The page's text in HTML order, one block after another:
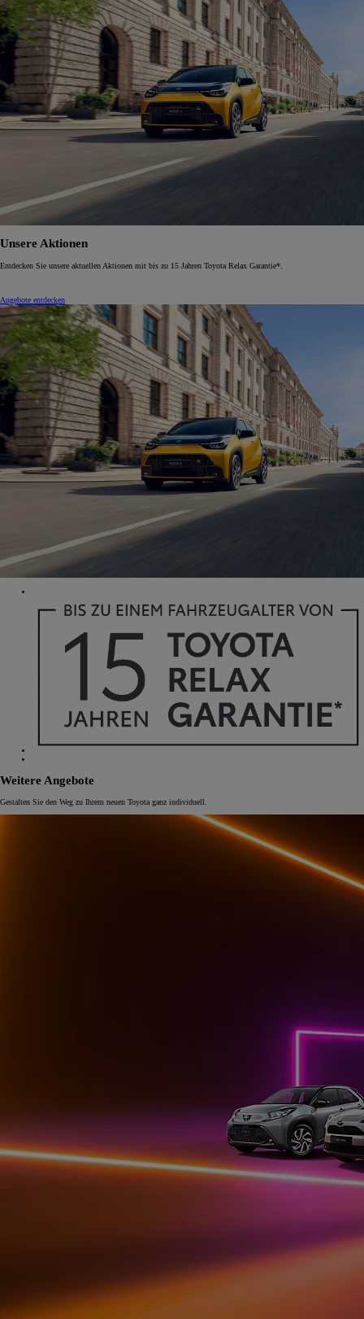
Unsere Aktionen
Entdecken Sie unsere aktuellen Aktionen mit bis zu 15 Jahren Toyota Relax Garantie*.
Angebote entdecken
Weitere Angebote
Gestalten Sie den Weg zu Ihrem neuen Toyota ganz individuell.